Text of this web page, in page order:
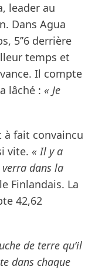
leader au
Dans Agua
5’’6 derrière
temps et
Il compte
lâché : « Je
à fait convaincu
vite. « Il y a
dans la
Finlandais. La
42,62
de terre qu’il
dans chaque